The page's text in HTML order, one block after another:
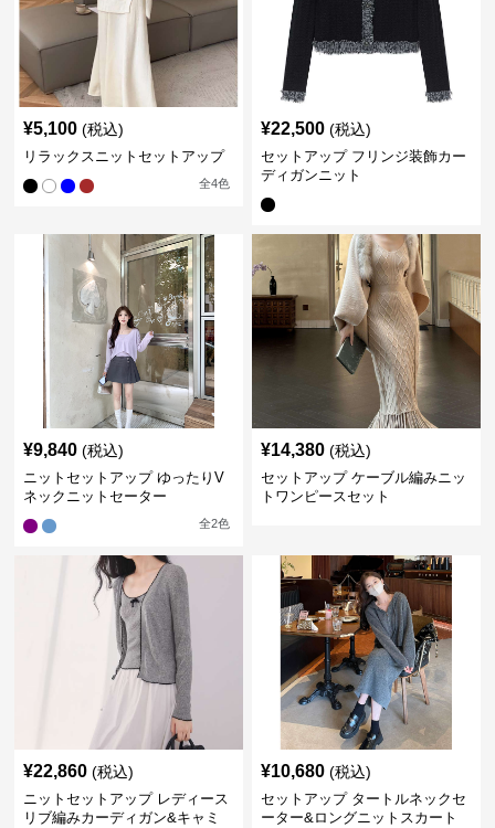
¥5,100 (税込)
リラックスニットセットアップ
全4色
¥22,500 (税込)
セットアップ フリンジ装飾カー
ディガンニット
¥9,840 (税込)
ニットセットアップ ゆったりV
ネックニットセーター
全2色
¥14,380 (税込)
セットアップ ケーブル編みニッ
トワンピースセット
¥22,860 (税込)
ニットセットアップ レディース
リブ編みカーディガン&キャミ
¥10,680 (税込)
セットアップ タートルネックセ
ーター&ロングニットスカート